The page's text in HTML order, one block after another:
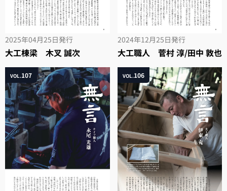
2025年04月25日発行
大工棟梁 木叉 誠次
2024年12月25日発行
大工職人 菅村 淳/田中 敦也
VOL.107 VOL.106